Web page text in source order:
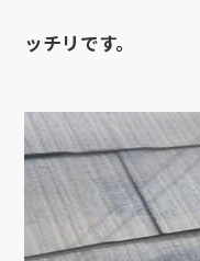
ッチリです。